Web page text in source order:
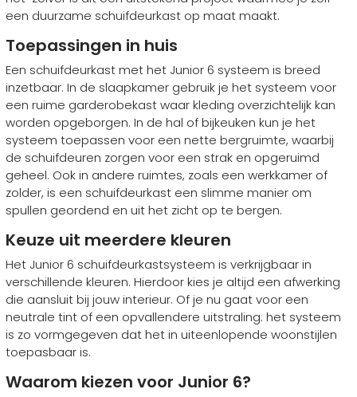
een duurzame schuifdeurkast op maat maakt.
Toepassingen in huis
Een schuifdeurkast met het Junior 6 systeem is breed
inzetbaar. In de slaapkamer gebruik je het systeem voor
een ruime garderobekast waar kleding overzichtelijk kan
worden opgeborgen. In de hal of bijkeuken kun je het
systeem toepassen voor een nette bergruimte, waarbij
de schuifdeuren zorgen voor een strak en opgeruimd
geheel. Ook in andere ruimtes, zoals een werkkamer of
zolder, is een schuifdeurkast een slimme manier om
spullen geordend en uit het zicht op te bergen.
Keuze uit meerdere kleuren
Het Junior 6 schuifdeurkastsysteem is verkrijgbaar in
verschillende kleuren. Hierdoor kies je altijd een afwerking
die aansluit bij jouw interieur. Of je nu gaat voor een
neutrale tint of een opvallendere uitstraling: het systeem
is zo vormgegeven dat het in uiteenlopende woonstijlen
toepasbaar is.
Waarom kiezen voor Junior 6?